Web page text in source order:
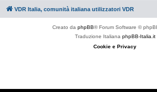
VDR Italia, comunità italiana utilizzatori VDR
Creato da phpBB® Forum Software ©
Traduzione Italiana phpBB-Italia.it
Cookie e Privacy